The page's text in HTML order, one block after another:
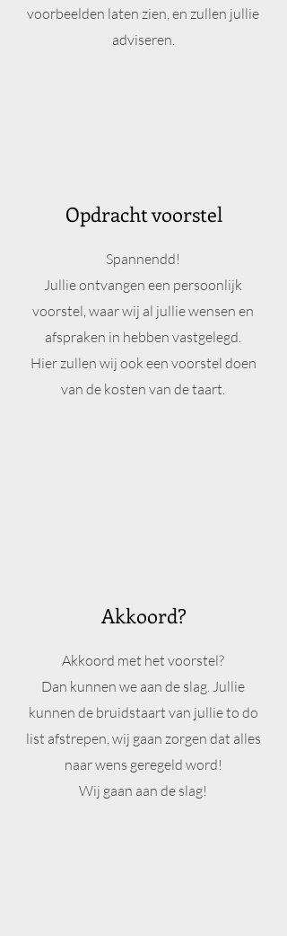
voorbeelden laten zien, en zullen jullie
adviseren.
Opdracht voorstel
Spannendd!
Jullie ontvangen een persoonlijk
voorstel, waar wij al jullie wensen en
afspraken in hebben vastgelegd.
Hier zullen wij ook een voorstel doen
van de kosten van de taart.
Akkoord?
Akkoord met het voorstel?
Dan kunnen we aan de slag. Jullie
kunnen de bruidstaart van jullie to do
list afstrepen, wij gaan zorgen dat alles
naar wens geregeld word!
Wij gaan aan de slag!